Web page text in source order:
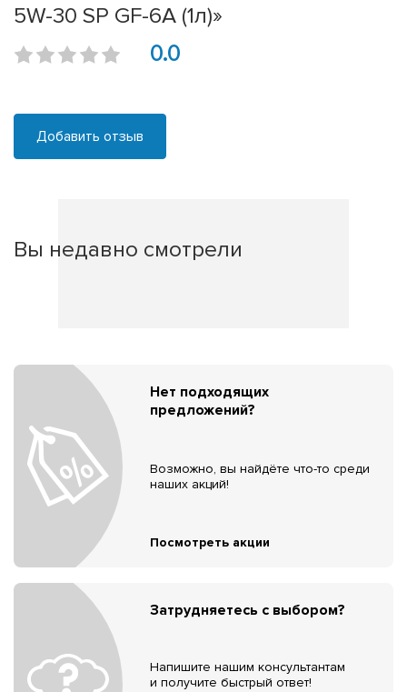
5W-30 SP GF-6A (1л)»
0.0
Добавить отзыв
Вы недавно смотрели
Нет подходящих
предложений?
Возможно, вы найдёте что-то среди
наших акций!
Посмотреть акции
Затрудняетесь с выбором?
Напишите нашим консультантам
и получите быстрый ответ!